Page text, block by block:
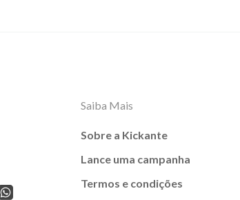
Saiba Mais
Sobre a Kickante
Lance uma campanha
Termos e condições